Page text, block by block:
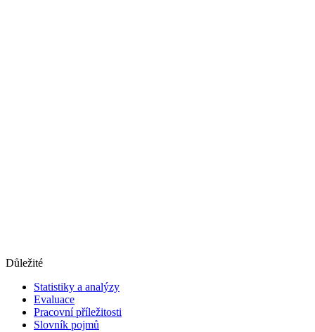
Důležité
Statistiky a analýzy
Evaluace
Pracovní příležitosti
Slovník pojmů